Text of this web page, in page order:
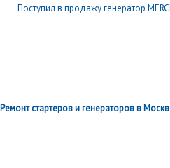
Поступил в продажу генератор
Ремонт стартеров и генераторов в